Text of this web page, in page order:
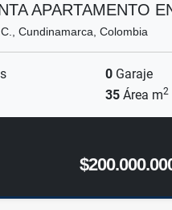
APARTAMENTO
Cundinamarca, Colombia
0 Garaje
35 Área m2